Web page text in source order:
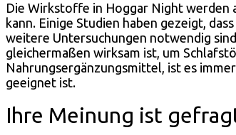
Die Wirkstoffe in Hoggar Night werden
kann. Einige Studien haben gezeigt,
weitere Untersuchungen notwendig
gleichermaßen wirksam ist, um
Nahrungsergänzungsmittel, ist es
geeignet ist.
Ihre Meinung ist